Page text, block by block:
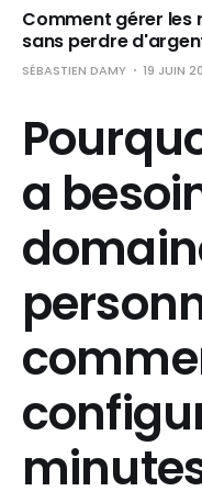
Comment gérer les
sans perdre
SÉBASTIEN DAMY 19 JUIN
a